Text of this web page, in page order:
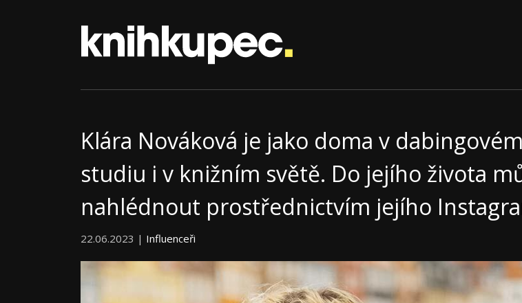
Klára Nováková je jako doma v dabingovém
studiu i v knižním světě. Do jejího života
nahlédnout prostřednictvím jejího
22.06.2023 | Influenceři